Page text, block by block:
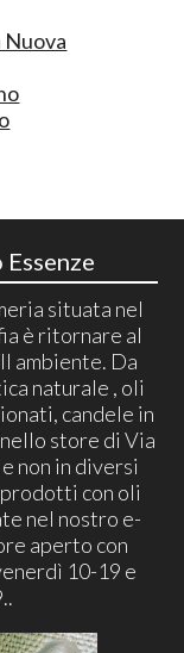
situata nel
è ritornare al
ambiente. Da
naturale , oli
candele in
store di Via
non in diversi
con oli
nel nostro e-
aperto con
10-19 e